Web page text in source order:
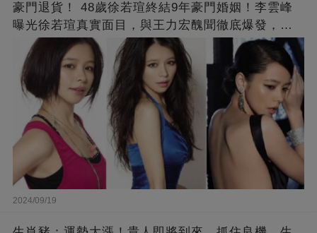
豪門退貨！ 48歲徐若瑄終結9年豪門婚姻！李雲峰
曝光徐若瑄真實面目，與王力宏醜聞徹底爆發，原
來李靚蕾說的都是真的 ！
2024/09/19